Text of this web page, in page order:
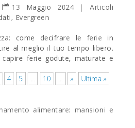
13 Maggio 2024 |Articoli
, Evergreen
come decifrare le ferie in
al meglio il tuo tempo libero.
capire ferie godute, maturate e
4 5 ... 10 ... » Ultima »
alimentare: mansioni e